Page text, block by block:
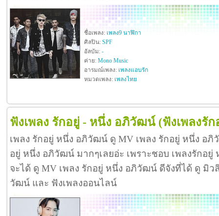
ชื่อเพลง: เพลง9 นาฬิกา
ศิลปิน: SPF
อัลบัม: -
ค่าย: Mono Music
อารมณ์เพลง: เพลงแอบรัก
หมวดเพลง: เพลงไทย
ฟังเพลง รักอยู่ - หนึ่ง อภิวัฒน์ (ฟังเพลงรัก
เพลง รักอยู่ หนึ่ง อภิวัฒน์ ดู MV เพลง รักอยู่ หนึ่ง อภิ
อยู่ หนึ่ง อภิวัฒน์ มากๆเลยอ่ะ เพราะชอบ เพลงรักอ
จะได้ ดู MV เพลง รักอยู่ หนึ่ง อภิวัฒน์ ดีจังที่ได้ ดู มิว
วัฒน์ และ ฟังเพลงออนไลน์